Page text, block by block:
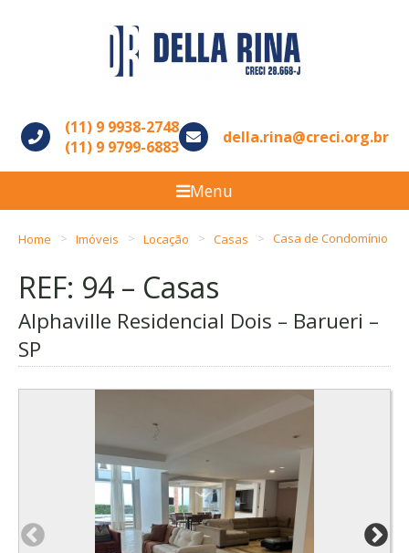
(11) 9 9938-2748
(11) 9 9799-6883
della.rina@creci.org.br
Menu
Home Imóveis Locação Casas Casa de Condomínio
REF: 94 – Casas
Alphaville Residencial Dois – Barueri –
SP